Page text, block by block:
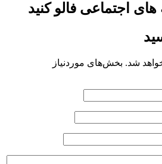
اجتماعی فالو کنید
شد. بخش‌های موردنیاز